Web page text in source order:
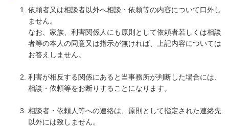
依頼者又は相談者以外へ相談・依頼等の内容について口外し
ません。
なお、家族、利害関係人にも原則として依頼者若しくは相談
者等の本人の同意又は指示が無ければ、上記内容については
お答えしません。
利害が相反する関係にあると当事務所が判断した場合には、
相談・依頼等をお断りすることになります。
相談者・依頼人等への連絡は、原則として指定された連絡先
以外には致しません。